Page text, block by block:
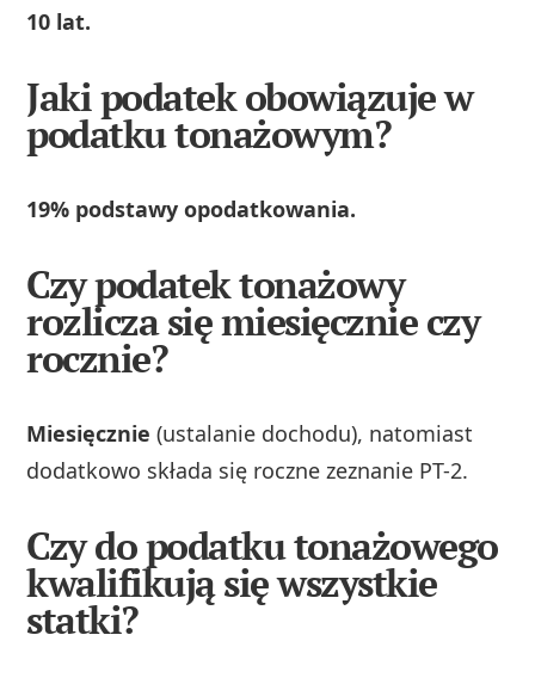
10 lat.
Jaki podatek obowiązuje w
podatku tonażowym?
19% podstawy opodatkowania.
Czy podatek tonażowy
rozlicza się miesięcznie czy
rocznie?
Miesięcznie (ustalanie dochodu), natomiast
dodatkowo składa się roczne zeznanie PT-2.
Czy do podatku tonażowego
kwalifikują się wszystkie
statki?